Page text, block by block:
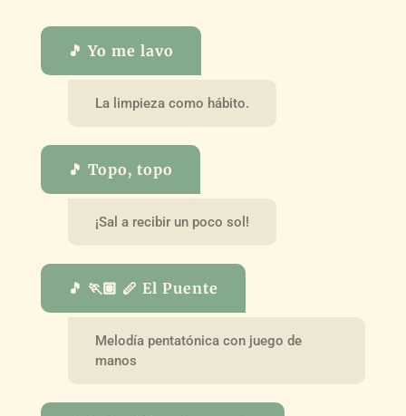
🎵 Yo me lavo
La limpieza como hábito.
🎵 Topo, topo
¡Sal a recibir un poco sol!
🎵 🏃🏽 🪈 El Puente
Melodía pentatónica con juego de
manos